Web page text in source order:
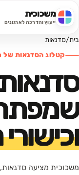
משכוכית
ייעוץ והדרכה לארגוניםחיפוש באתר
בית/סדנאות
קטלוג הסדנאות של
משכוכית מציעה